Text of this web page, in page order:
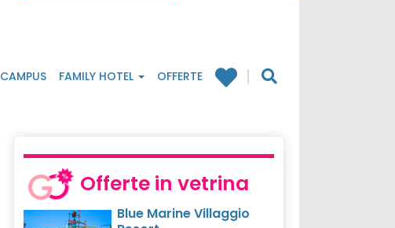
CAMPUS FAMILY HOTEL OFFERTE
Offerte in vetrina
Blue Marine Villaggio